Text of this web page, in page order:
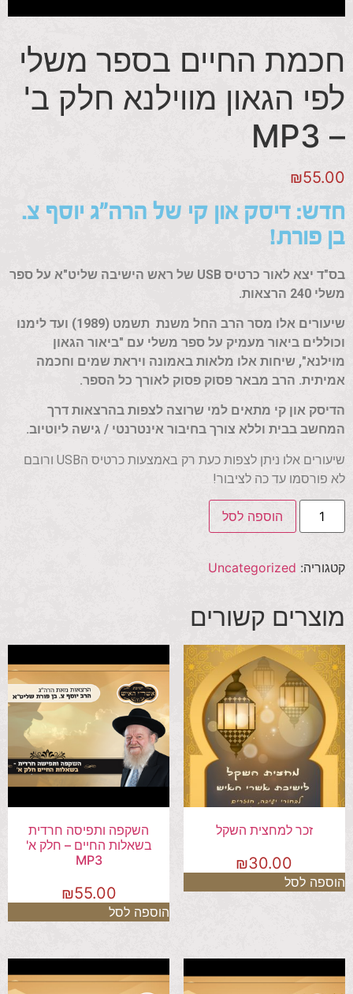
חכמת החיים בספר משלי
לפי הגאון מווילנא חלק ב'
– MP3
₪55.00
חדש: דיסק און קי של הרה"ג יוסף צ.
בן פורת!
בס"ד יצא לאור כרטיס USB של ראש הישיבה שליט"א על ספר
משלי 240 הרצאות.
שיעורים אלו מסר הרב החל משנת תשמט (1989) ועד לימנו
וכוללים ביאור מעמיק על ספר משלי עם "ביאור הגאון
מוילנא", שיחות אלו מלאות באמונה ויראת שמים וחכמה
אמיתית. הרב מבאר פסוק פסוק לאורך כל הספר.
הדיסק און קי מתאים למי שרוצה לצפות בהרצאות דרך
המחשב בבית וללא צורך בחיבור אינטרנטי / גישה ליוטיוב.
שיעורים אלו ניתן לצפות כעת רק באמצעות כרטיס הUSB ורובם
לא פורסמו עד כה לציבור!
הוספה לסל
קטגוריה: Uncategorized
מוצרים קשורים
זכר למחצית השקל
₪30.00
הוספה לסל
השקפה ותפיסה חרדית
בשאלות החיים – חלק א'
MP3
₪55.00
הוספה לסל